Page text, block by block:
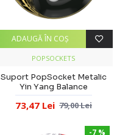
POPSOCKETS
Suport PopSocket Metalic
Yin Yang Balance
73,47 Lei 79,00 Lei
ADAUGĂ ÎN COŞ
-7 %